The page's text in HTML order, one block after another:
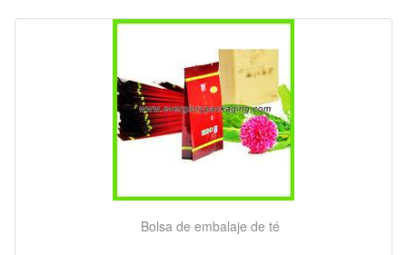
Bolsa de embalaje de té